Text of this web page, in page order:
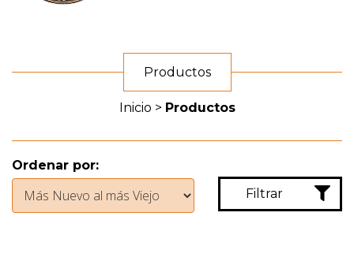
Productos
Inicio > Productos
Ordenar por:
Filtrar